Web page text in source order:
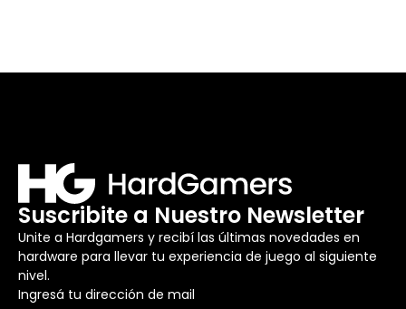
Suscribite a Nuestro Newsletter
Unite a Hardgamers y recibí las últimas novedades en
hardware para llevar tu experiencia de juego al siguiente
nivel.